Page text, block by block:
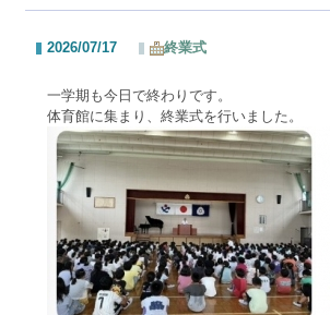
2026/07/17 終業式
一学期も今日で終わりです。
体育館に集まり、終業式を行いました。